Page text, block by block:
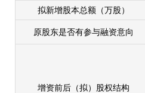
拟新增股本总额（万股）
原股东是否有参与融资意向
增资前后（拟）股权结构